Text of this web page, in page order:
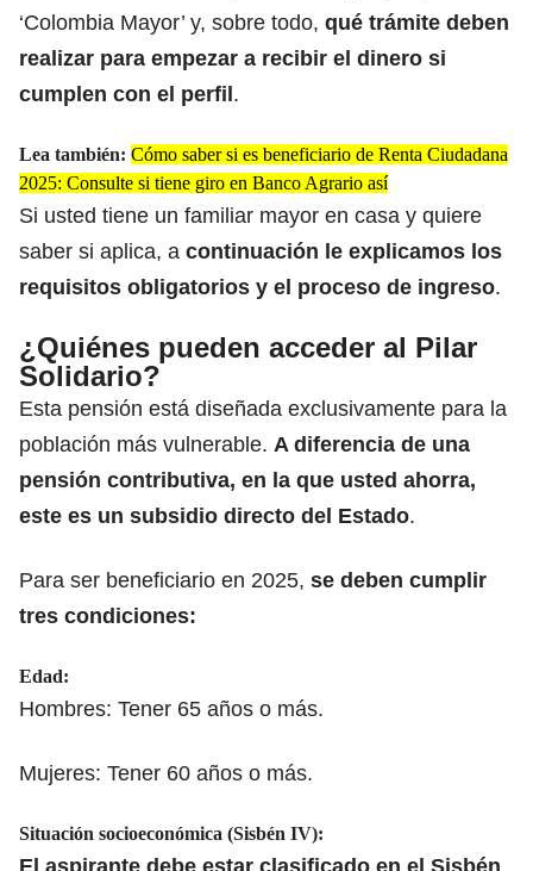
‘Colombia Mayor’ y, sobre todo, qué trámite deben
realizar para empezar a recibir el dinero si
cumplen con el perfil.
Lea también: Cómo saber si es beneficiario de Renta Ciudadana
2025: Consulte si tiene giro en Banco Agrario así
Si usted tiene un familiar mayor en casa y quiere
saber si aplica, a continuación le explicamos los
requisitos obligatorios y el proceso de ingreso.​
¿Quiénes pueden acceder al Pilar
Solidario?
Esta pensión está diseñada exclusivamente para la
población más vulnerable. A diferencia de una
pensión contributiva, en la que usted ahorra,
este es un subsidio directo del Estado.
Para ser beneficiario en 2025, se deben cumplir
tres condiciones:
​Edad:​
Hombres: Tener 65 años o más.​
Mujeres: Tener 60 años o más.​
Situación socioeconómica (Sisbén IV):​
El aspirante debe estar clasificado en el Sisbén